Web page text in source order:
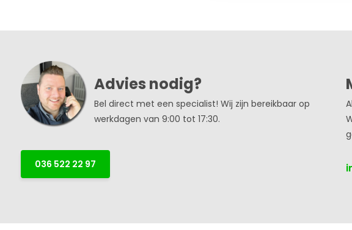
Advies nodig?
Bel direct met een specialist! Wij zijn bereikbaar op
werkdagen van 9:00 tot 17:30.
036 522 22 97